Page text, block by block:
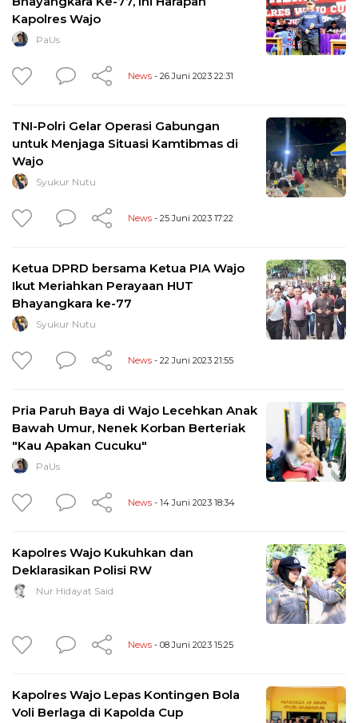
Kapolres Wajo
PaUs
News - 26 Juni 2023 22:31
TNI-Polri Gelar Operasi Gabungan
untuk Menjaga Situasi Kamtibmas di
Wajo
Syukur Nutu
News - 25 Juni 2023 17:22
Ketua DPRD bersama Ketua PIA Wajo
Ikut Meriahkan Perayaan HUT
Bhayangkara ke-77
Syukur Nutu
News - 22 Juni 2023 21:55
Pria Paruh Baya di Wajo Lecehkan Anak
Bawah Umur, Nenek Korban Berteriak
"Kau Apakan Cucuku"
PaUs
News - 14 Juni 2023 18:34
Kapolres Wajo Kukuhkan dan
Deklarasikan Polisi RW
Nur Hidayat Said
News - 08 Juni 2023 15:25
Kapolres Wajo Lepas Kontingen Bola
Voli Berlaga di Kapolda Cup